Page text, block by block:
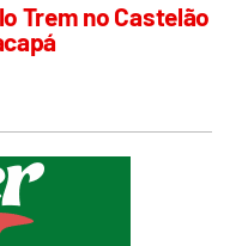
Trem no Castelão